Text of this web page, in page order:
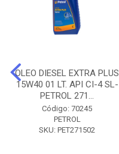
OLEO DIESEL EXTRA PLUS
15W40 01 LT. API CI-4 SL-
PETROL 271...
Código: 70245
PETROL
SKU: PET271502